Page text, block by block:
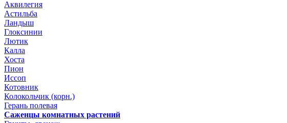
Аквилегия
Астильба
Ландыш
Глоксинии
Лютик
Калла
Хоста
Пион
Иссоп
Котовник
Колокольчик (корн.)
Герань полевая
Саженцы комнатных растений